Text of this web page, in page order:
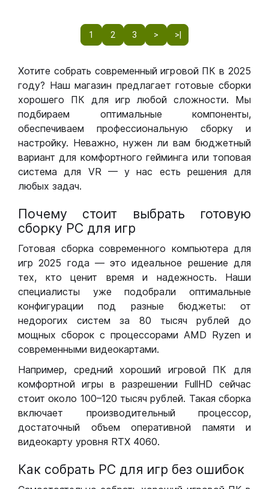
1 2 3 > >|
Хотите собрать современный игровой ПК в 2025
году? Наш магазин предлагает готовые сборки
хорошего ПК для игр любой сложности. Мы
подбираем оптимальные компоненты,
обеспечиваем профессиональную сборку и
настройку. Неважно, нужен ли вам бюджетный
вариант для комфортного гейминга или топовая
система для VR — у нас есть решения для
любых задач.
Почему стоит выбрать готовую
сборку РС для игр
Готовая сборка современного компьютера для
игр 2025 года — это идеальное решение для
тех, кто ценит время и надежность. Наши
специалисты уже подобрали оптимальные
конфигурации под разные бюджеты: от
недорогих систем за 80 тысяч рублей до
мощных сборок с процессорами AMD Ryzen и
современными видеокартами.
Например, средний хороший игровой ПК для
комфортной игры в разрешении FullHD сейчас
стоит около 100–120 тысяч рублей. Такая сборка
включает производительный процессор,
достаточный объем оперативной памяти и
видеокарту уровня RTX 4060.
Как собрать РС для игр без ошибок